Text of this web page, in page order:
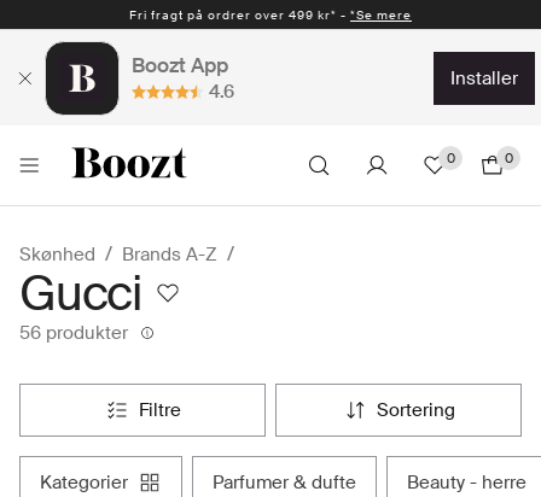
Fri fragt på ordrer over 499 kr* - *Se mere
Hurtig levering 1-2 hverdage* - *Se mere
Boozt App
4.6
installer
0 0
Skønhed Brands A-Z
Gucci
56 produkter
filtre sortering
kategorier parfumer & dufte beauty - herre